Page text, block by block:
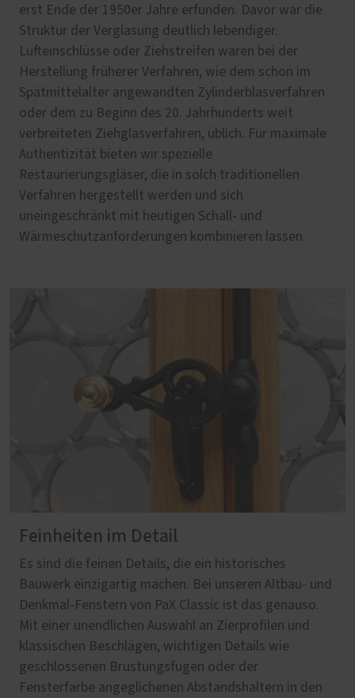
erst Ende der 1950er Jahre erfunden. Davor war die
Struktur der Verglasung deutlich lebendiger.
Lufteinschlüsse oder Ziehstreifen waren bei der
Herstellung früherer Verfahren, wie dem schon im
Spätmittelalter angewandten Zylinderblasverfahren
oder dem zu Beginn des 20. Jahrhunderts weit
verbreiteten Ziehglasverfahren, üblich. Für maximale
Authentizität bieten wir spezielle
Restaurierungsgläser, die in solch traditionellen
Verfahren hergestellt werden und sich
uneingeschränkt mit heutigen Schall- und
Wärmeschutzanforderungen kombinieren lassen.
Feinheiten im Detail
Es sind die feinen Details, die ein historisches
Bauwerk einzigartig machen. Bei unseren Altbau- und
Denkmal-Fenstern von PaX Classic ist das genauso.
Mit einer unendlichen Auswahl an Zierprofilen und
klassischen Beschlägen, wichtigen Details wie
geschlossenen Brüstungsfugen oder der
Fensterfarbe angeglichenen Abstandshaltern in den